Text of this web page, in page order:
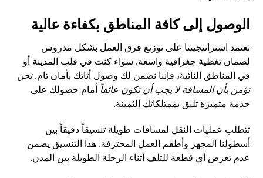
الوصول إلى كافة المناطق بكفاءة عالية
تعتمد استراتيجيتنا على توزيع فرق العمل بشكل مدروس
لضمان تغطية جغرافية واسعة. سواء كنت في قلب المدينة أو
في المناطق النائية، فإننا نضمن لك وصول أثاثك بأمان تام.نحن
نؤمن بأن المسافة لا يجب أن تكون عائقاً
أمام حصولك على
خدمة متميزة تليق بممتلكاتك الثمينة.
تتطلب عمليات النقل لمسافات طويلة تنسيقاً دقيقاً بين
أسطولنا المجهز وأطقم العمل المحترفة. هذا التنسيق يضمن
عدم تعرض أي قطعة للتلف أثناء الرحلة الطويلة بين المدن.